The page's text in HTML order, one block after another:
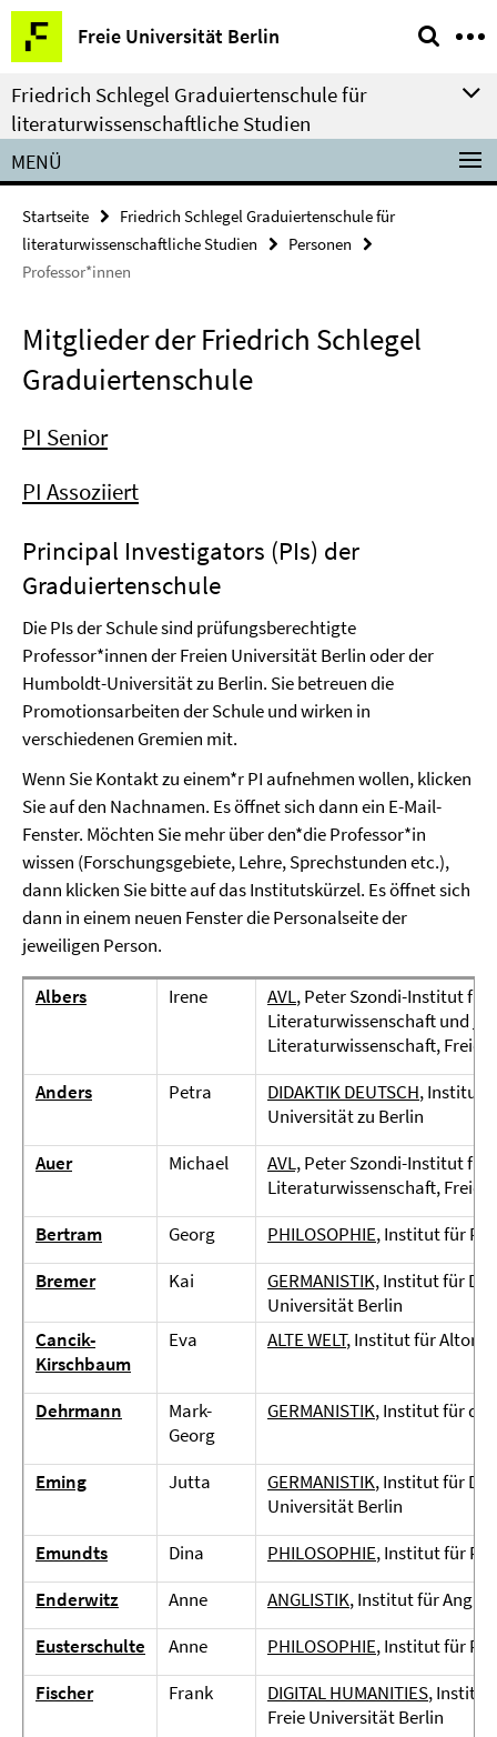
Springe
direkt
zu
Inhalt
Freie Universität Berlin
Service-
Navigation
Friedrich Schlegel Graduiertenschule für
literaturwissenschaftliche Studien
MENÜ
Startseite
Friedrich Schlegel Graduiertenschule für
literaturwissenschaftliche Studien
Personen
Professor*innen
Mitglieder der Friedrich Schlegel
Graduiertenschule
PI Senior
PI Assoziiert
Principal Investigators (PIs) der
Graduiertenschule
Die PIs der Schule sind prüfungsberechtigte
Professor*innen der Freien Universität Berlin oder der
Humboldt-Universität zu Berlin. Sie betreuen die
Promotionsarbeiten der Schule und wirken in
verschiedenen Gremien mit.
Wenn Sie Kontakt zu einem*r PI aufnehmen wollen, klicken
Sie auf den Nachnamen. Es öffnet sich dann ein E-Mail-
Fenster. Möchten Sie mehr über den*die Professor*in
wissen (Forschungsgebiete, Lehre, Sprechstunden etc.),
dann klicken Sie bitte auf das Institutskürzel. Es öffnet sich
dann in einem neuen Fenster die Personalseite der
jeweiligen Person.
Albers Irene AVL,Peter Szondi-Institut für
Literaturwissenschaft und
Literaturwissenschaft, Freie
Anders
Petra DIDAKTIK DEUTSCH, Institut
Universität zu Berlin
Auer
Michael AVL,Peter Szondi-Institut für
Literaturwissenschaft, Freie
Bertram
Georg PHILOSOPHIE, Institut für
Bremer
Kai GERMANISTIK,Institut für
Universität Berlin
Cancik-
Kirschbaum
Eva ALTE WELT, Institut für
Dehrmann
Mark-
Georg
GERMANISTIK, Institut für
Eming Jutta GERMANISTIK, Institut für
Universität Berlin
Emundts
Dina PHILOSOPHIE, Institut für
Enderwitz
Anne ANGLISTIK, Institut für
Eusterschulte
Anne PHILOSOPHIE, Institut für
Fischer
Frank DIGITAL HUMANITIES, Institut
Freie Universität Berlin